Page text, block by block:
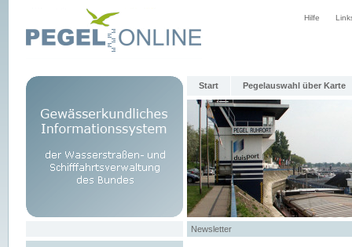
Hilfe
Start Pegelauswahl über Karte
Newsletter